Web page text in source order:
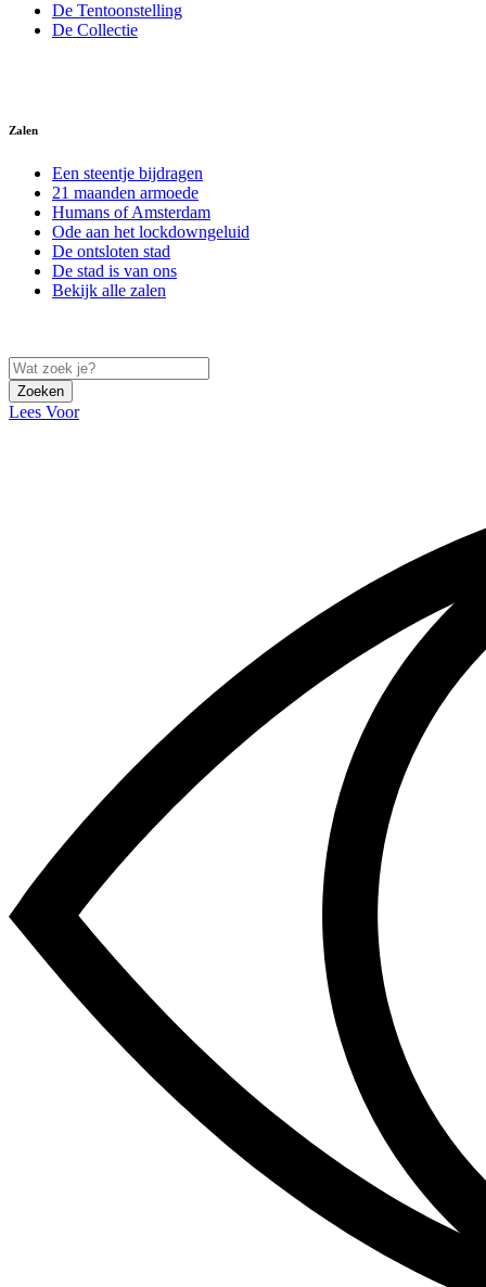
De Tentoonstelling
De Collectie
Zalen
Een steentje bijdragen
21 maanden armoede
Humans of Amsterdam
Ode aan het lockdowngeluid
De ontsloten stad
De stad is van ons
Bekijk alle zalen
Zoeken
Lees Voor